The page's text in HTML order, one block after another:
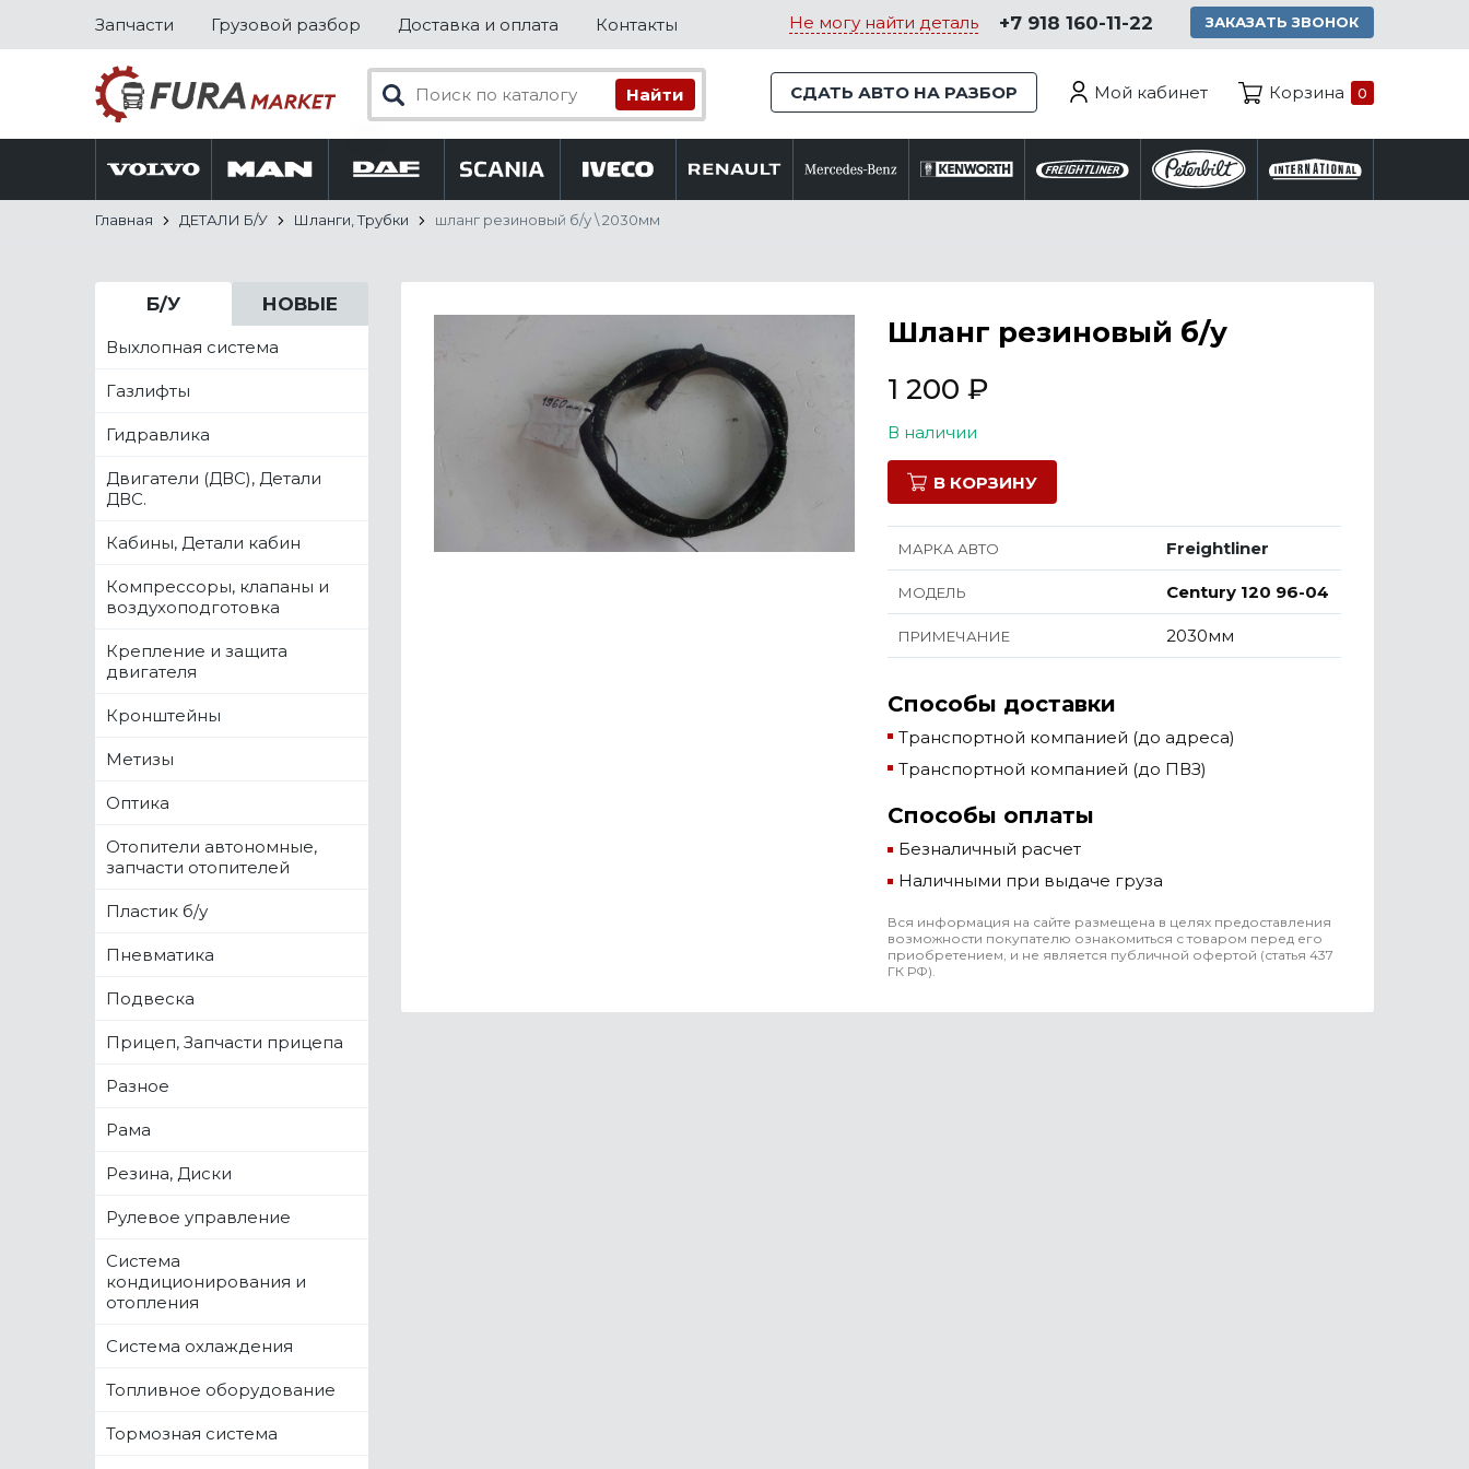
Запчасти Грузовой разбор Доставка и оплата Контакты Не могу найти деталь +7 918 160-11-22 ЗАКАЗАТЬ ЗВОНОК
СДАТЬ АВТО НА РАЗБОР Мой кабинет Корзина 0
Главная ДЕТАЛИ Б/У Шланги, Трубки шланг резиновый б/у \ 2030мм
Б/У НОВЫЕ
Выхлопная система
Газлифты
Гидравлика
Двигатели (ДВС), Детали
ДВС.
Кабины, Детали кабин
Компрессоры, клапаны и
воздухоподготовка
Крепление и защита
двигателя
Кронштейны
Метизы
Оптика
Отопители автономные,
запчасти отопителей
Пластик б/у
Пневматика
Подвеска
Прицеп, Запчасти прицепа
Разное
Рама
Резина, Диски
Рулевое управление
Система
кондиционирования и
отопления
Система охлаждения
Топливное оборудование
Тормозная система
Шланг резиновый б/у
1 200 ₽
В наличии
В КОРЗИНУ
МАРКА АВТО Freightliner
МОДЕЛЬ Century 120 96-04
ПРИМЕЧАНИЕ 2030мм
Способы доставки
Транспортной компанией (до адреса)
Транспортной компанией (до ПВЗ)
Способы оплаты
Безналичный расчет
Наличными при выдаче груза
Вся информация на сайте размещена в целях предоставления
возможности покупателю ознакомиться с товаром перед его
приобретением, и не является публичной офертой (статья 437
ГК РФ).